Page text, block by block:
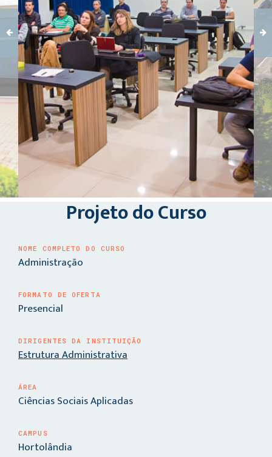
Carregando galeria...
Projeto do Curso
NOME COMPLETO DO CURSO
Administração
FORMATO DE OFERTA
Presencial
DIRIGENTES DA INSTITUIÇÃO
Estrutura Administrativa
ÁREA
Ciências Sociais Aplicadas
CAMPUS
Hortolândia